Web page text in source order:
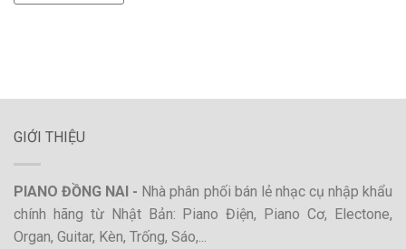
GIỚI THIỆU
PIANO ĐỒNG NAI - Nhà phân phối bán lẻ nhạc cụ nhập khẩu
chính hãng từ Nhật Bản: Piano Điện, Piano Cơ, Electone,
Organ, Guitar, Kèn, Trống, Sáo,...